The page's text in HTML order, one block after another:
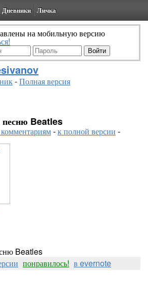
Дневники Личка
на мобильную версию
-Полная версия
песню Beatles
-к полной версии -
Beatles
понравилось! в evernote